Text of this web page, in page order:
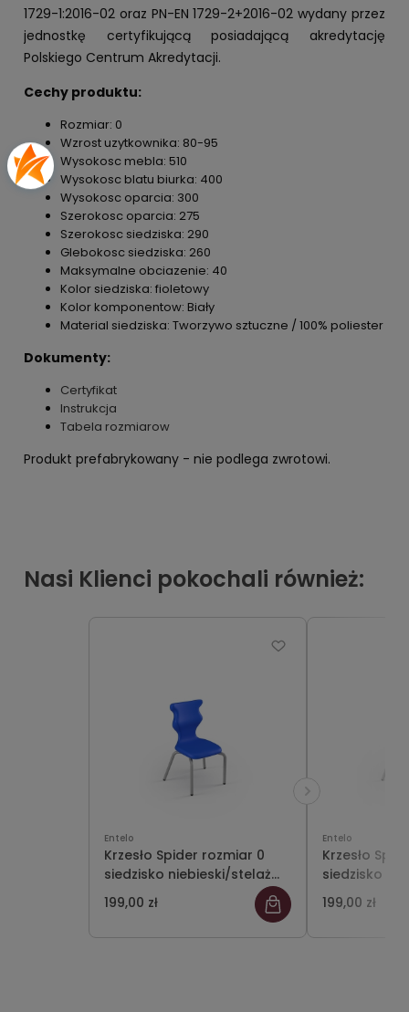
1729-1:2016-02 oraz PN-EN 1729-2+2016-02 wydany przez
jednostkę certyfikującą posiadającą akredytację
Polskiego Centrum Akredytacji.
Cechy produktu:
Rozmiar: 0
Wzrost uzytkownika: 80-95
Wysokosc mebla: 510
Wysokosc blatu biurka: 400
Wysokosc oparcia: 300
Szerokosc oparcia: 275
Szerokosc siedziska: 290
Glebokosc siedziska: 260
Maksymalne obciazenie: 40
Kolor siedziska: fioletowy
Kolor komponentow: Biały
Material siedziska: Tworzywo sztuczne / 100% poliester
Dokumenty:
Certyfikat
Instrukcja
Tabela rozmiarow
Produkt prefabrykowany - nie podlega zwrotowi.
Nasi Klienci pokochali również:
Entelo
Krzesło Spider rozmiar 0
siedzisko niebieski/stelaż
szary
199,00 zł
Entelo
Krzesło
siedzisko
szary
199,00 zł